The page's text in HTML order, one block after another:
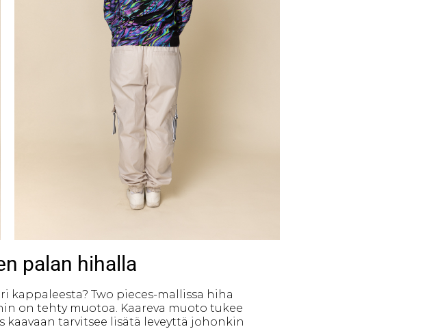
palan hihalla
kappaleesta? Two pieces-mallissa hiha
on tehty muotoa. Kaareva muoto tukee
tarvitsee lisätä leveyttä johonkin